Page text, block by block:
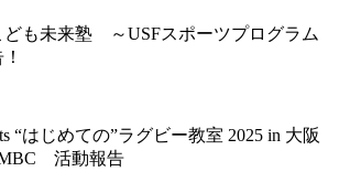
ども未来塾 ～USFスポーツプログラム